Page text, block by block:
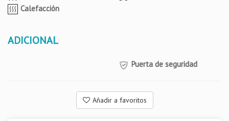
Calefacción
ADICIONAL
Puerta de seguridad
Añadir a favoritos